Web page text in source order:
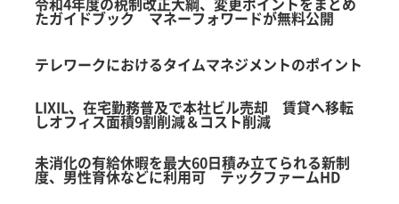
たガイドブック マネーフォワードが無料公開
テレワークにおけるタイムマネジメントのポイント
LIXIL、在宅勤務普及で本社ビル売却 賃貸へ移転
しオフィス面積9割削減＆コスト削減
未消化の有給休暇を最大60日積み立てられる新制
度、男性育休などに利用可 テックファームHD